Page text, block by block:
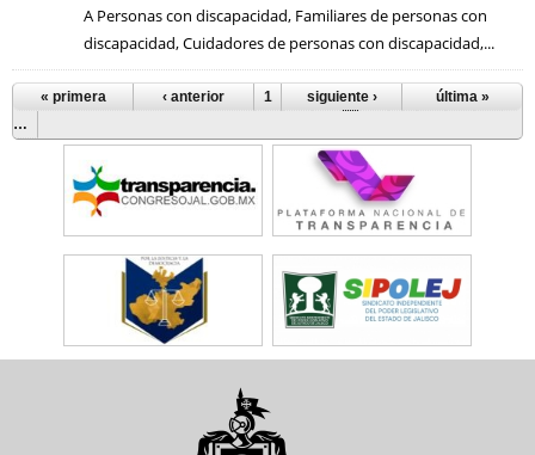
A Personas con discapacidad, Familiares de personas con
discapacidad, Cuidadores de personas con discapacidad,...
Páginas
« primera ‹ anterior 1 3 4 5 8
9
…
siguiente › última »